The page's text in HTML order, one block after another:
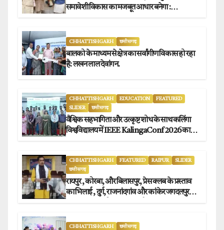
समावेशी विकास का मजबूत आधार बनेगा :
CHHATTISHGARH छत्तीसगढ़
बालको के माध्यम से क्षेत्र का सर्वांगीण विकास हो रहा
है: लखन लाल देवांगन.
CHHATTISHGARH EDUCATION
FEATURED
SLIDER
छत्तीसगढ़
वैश्विक सहभागिता और उत्कृष्ट शोध के साथ कलिंगा
विश्वविद्यालय में IEEE KalingaConf 2026 का
CHHATTISHGARH FEATURED RAIPUR
SLIDER
छत्तीसगढ़
रायपुर , कोरबा, और बिलासपुर, प्रेस क्लब के प्रस्ताव
का भिलाई , दुर्ग, राजनांदगांव और कांकेर जगदलपुर
CHHATTISHGARH छत्तीसगढ़